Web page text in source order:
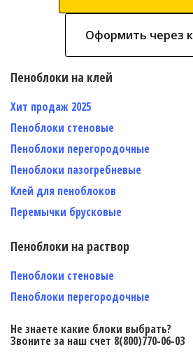
Оформить через
Пеноблоки на клей
Хит продаж 2025
Пеноблоки стеновые
Пеноблоки перегородочные
Пеноблоки пазогребневые
Клей для пеноблоков
Перемычки брусковые
Пеноблоки на раствор
Пеноблоки стеновые
Пеноблоки перегородочные
Не знаете какие блоки выбрать?
Звоните за наш счет 8(800)770-06-03